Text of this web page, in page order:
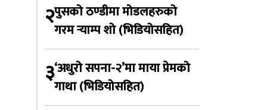
२पुसको ठण्डीमा मोडलहरुको
गरम र्‍याम्प शो (भिडियोसहित)
३‘अधुरो सपना-२’मा माया प्रेमको
गाथा (भिडियोसहित)